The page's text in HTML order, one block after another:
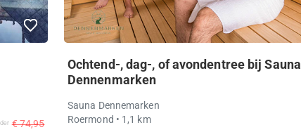
€ 74,95
Ochtend-, dag-, of avondentree bij Sauna
Dennenmarken
Sauna Dennemarken
Roermond • 1,1 km